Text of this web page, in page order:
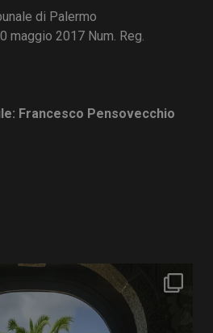
di Palermo
maggio 2017 Num. Reg.
Francesco Pensovecchio